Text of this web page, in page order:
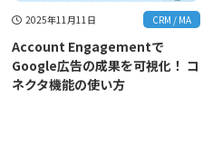
2025年11月11日 CRM / MA
Account Engagementで
Google広告の成果を可視化！ コ
ネクタ機能の使い方